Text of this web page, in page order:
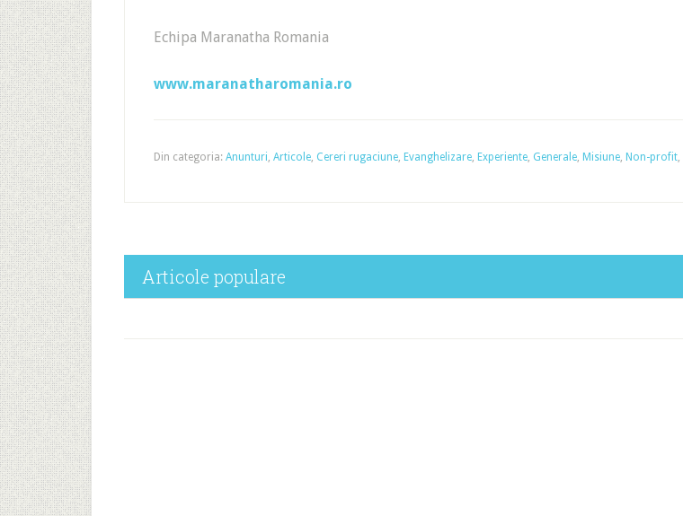
Echipa Maranatha Romania
www.maranatharomania.ro
Din categoria: Anunturi, Articole, Cereri rugaciune, Evanghelizare, Experiente, Generale, Misiune, Non-profit,
Articole populare